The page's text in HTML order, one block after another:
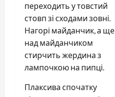
переходить у товстий
стовп зі сходами зовні.
Нагорі майданчик, а ще
над майданчиком
стирчить жердина з
лампочкою на пипці.
Плаксива спочатку